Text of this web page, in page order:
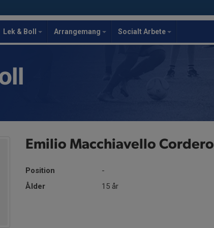
Lek & Boll Arrangemang Socialt Arbete
Emilio Macchiavello Cordero
Position
-
Ålder
15 år